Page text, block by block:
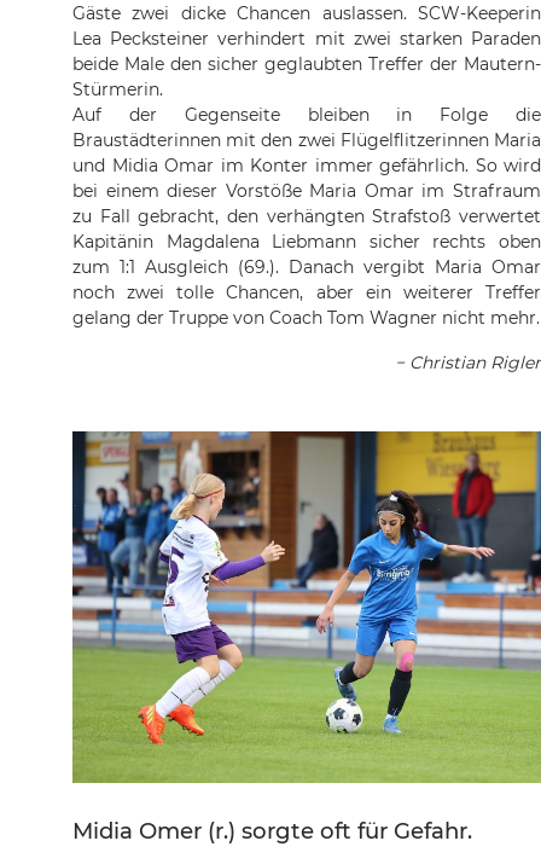
Gäste zwei dicke Chancen auslassen. SCW-Keeperin
Lea Pecksteiner verhindert mit zwei starken Paraden
beide Male den sicher geglaubten Treffer der Mautern-
Stürmerin.
Auf der Gegenseite bleiben in Folge die
Braustädterinnen mit den zwei Flügelflitzerinnen Maria
und Midia Omar im Konter immer gefährlich. So wird
bei einem dieser Vorstöße Maria Omar im Strafraum
zu Fall gebracht, den verhängten Strafstoß verwertet
Kapitänin Magdalena Liebmann sicher rechts oben
zum 1:1 Ausgleich (69.). Danach vergibt Maria Omar
noch zwei tolle Chancen, aber ein weiterer Treffer
gelang der Truppe von Coach Tom Wagner nicht mehr.
− Christian Rigler
Midia Omer (r.) sorgte oft für Gefahr.